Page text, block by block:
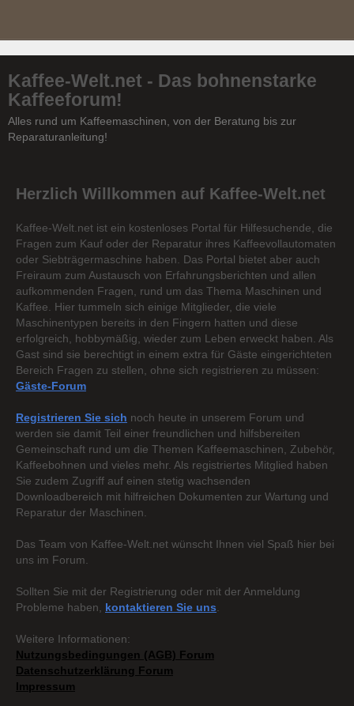
Kaffee-Welt.net - Das bohnenstarke
Kaffeeforum!
Alles rund um Kaffeemaschinen, von der Beratung bis zur
Reparaturanleitung!
Herzlich Willkommen auf Kaffee-Welt.net
Kaffee-Welt.net ist ein kostenloses Portal für Hilfesuchende, die
Fragen zum Kauf oder der Reparatur ihres Kaffeevollautomaten
oder Siebträgermaschine haben. Das Portal bietet aber auch
Freiraum zum Austausch von Erfahrungsberichten und allen
aufkommenden Fragen, rund um das Thema Maschinen und
Kaffee. Hier tummeln sich einige Mitglieder, die viele
Maschinentypen bereits in den Fingern hatten und diese
erfolgreich, hobbymäßig, wieder zum Leben erweckt haben. Als
Gast sind sie berechtigt in einem extra für Gäste eingerichteten
Bereich Fragen zu stellen, ohne sich registrieren zu müssen:
Gäste-Forum
Registrieren Sie sich noch heute in unserem Forum und
werden sie damit Teil einer freundlichen und hilfsbereiten
Gemeinschaft rund um die Themen Kaffeemaschinen, Zubehör,
Kaffeebohnen und vieles mehr. Als registriertes Mitglied haben
Sie zudem Zugriff auf einen stetig wachsenden
Downloadbereich mit hilfreichen Dokumenten zur Wartung und
Reparatur der Maschinen.
Das Team von Kaffee-Welt.net wünscht Ihnen viel Spaß hier bei
uns im Forum.
Sollten Sie mit der Registrierung oder mit der Anmeldung
Probleme haben, kontaktieren Sie uns
Weitere Informationen:
Nutzungsbedingungen (AGB) Forum
Datenschutzerklärung Forum
Impressum